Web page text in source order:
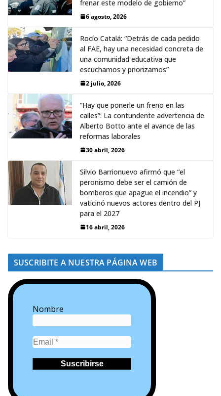
frenar este modelo de gobierno”
6 agosto, 2026
Rocío Catalá: “Detrás de cada pedido
al FAE, hay una necesidad concreta de
una comunidad educativa que
escuchamos y priorizamos”
2 julio, 2026
“Hay que ponerle un freno en las
calles”: La contundente advertencia de
Alberto Botto ante el avance de las
reformas laborales
30 abril, 2026
Silvio Barrionuevo afirmó que “el
peronismo debe ser el camión de
bomberos que apague el incendio” y
vaticinó nuevos actores dentro del PJ
para el 2027
16 abril, 2026
SUSCRIBITE A NUESTRA PÁGINA WEB
Nombre